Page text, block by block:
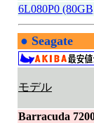
6L080P0
● Seagate
モデル
Barracuda